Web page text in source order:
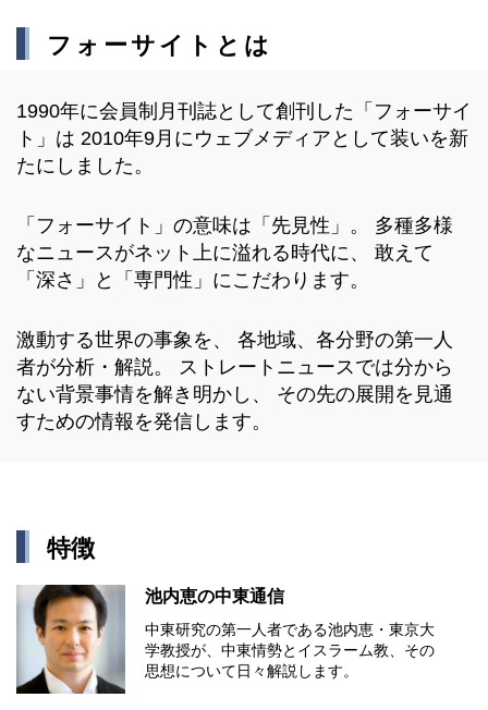
フォーサイトとは
1990年に会員制月刊誌として創刊した「フォーサイ
ト」は 2010年9月にウェブメディアとして装いを新
たにしました。
「フォーサイト」の意味は「先見性」。 多種多様
なニュースがネット上に溢れる時代に、 敢えて
「深さ」と「専門性」にこだわります。
激動する世界の事象を、 各地域、各分野の第一人
者が分析・解説。 ストレートニュースでは分から
ない背景事情を解き明かし、 その先の展開を見通
すための情報を発信します。
特徴
池内恵の中東通信
中東研究の第⼀⼈者である池内恵・東京⼤
学教授が、中東情勢とイスラーム教、その
思想について⽇々解説します。